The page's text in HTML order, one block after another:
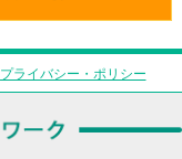
プライバシー・ポリシー